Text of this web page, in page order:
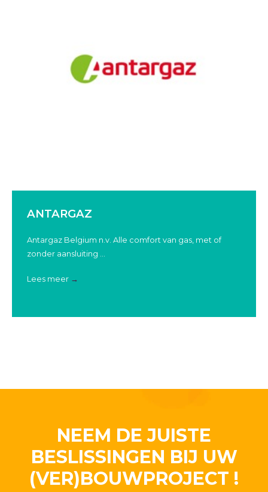
ANTARGAZ
Antargaz Belgium n.v. Alle comfort van gas, met of
zonder aansluiting ...
Lees meer →
NEEM DE JUISTE
BESLISSINGEN BIJ UW
(VER)BOUWPROJECT !